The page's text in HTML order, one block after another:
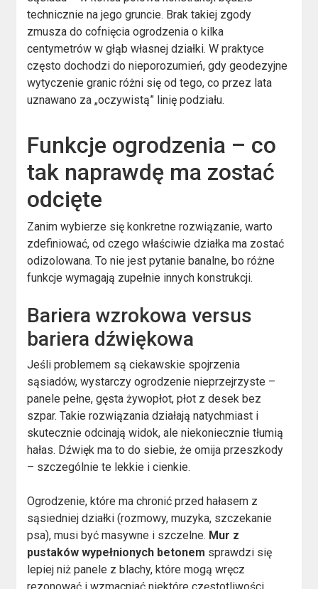
technicznie na jego gruncie. Brak takiej zgody
zmusza do cofnięcia ogrodzenia o kilka
centymetrów w głąb własnej działki. W praktyce
często dochodzi do nieporozumień, gdy geodezyjne
wytyczenie granic różni się od tego, co przez lata
uznawano za „oczywistą” linię podziału.
Funkcje ogrodzenia – co
tak naprawdę ma zostać
odcięte
Zanim wybierze się konkretne rozwiązanie, warto
zdefiniować, od czego właściwie działka ma zostać
odizolowana. To nie jest pytanie banalne, bo różne
funkcje wymagają zupełnie innych konstrukcji.
Bariera wzrokowa versus
bariera dźwiękowa
Jeśli problemem są ciekawskie spojrzenia
sąsiadów, wystarczy ogrodzenie nieprzejrzyste –
panele pełne, gęsta żywopłot, płot z desek bez
szpar. Takie rozwiązania działają natychmiast i
skutecznie odcinają widok, ale niekoniecznie tłumią
hałas. Dźwięk ma to do siebie, że omija przeszkody
– szczególnie te lekkie i cienkie.
Ogrodzenie, które ma chronić przed hałasem z
sąsiedniej działki (rozmowy, muzyka, szczekanie
psa), musi być masywne i szczelne. Mur z
pustaków wypełnionych betonem sprawdzi się
lepiej niż panele z blachy, które mogą wręcz